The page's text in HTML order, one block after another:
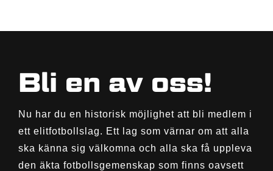
Bli en av oss!
Nu har du en historisk möjlighet att bli medlem i
ett elitfotbollslag. Ett lag som värnar om att alla
ska känna sig välkomna och alla ska få uppleva
den äkta fotbollsgemenskap som finns oavsett